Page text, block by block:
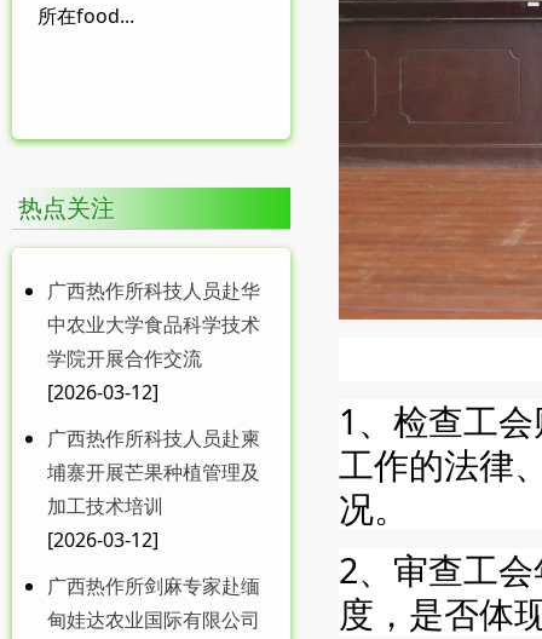
所在food...
热点关注
广西热作所科技人员赴华
中农业大学食品科学技术
学院开展合作交流
[2026-03-12]
广西热作所科技人员赴柬
埔寨开展芒果种植管理及
加工技术培训
[2026-03-12]
广西热作所剑麻专家赴缅
甸娃达农业国际有限公司
1、检查工
工作的法律
况。
2、审查工
度，是否体